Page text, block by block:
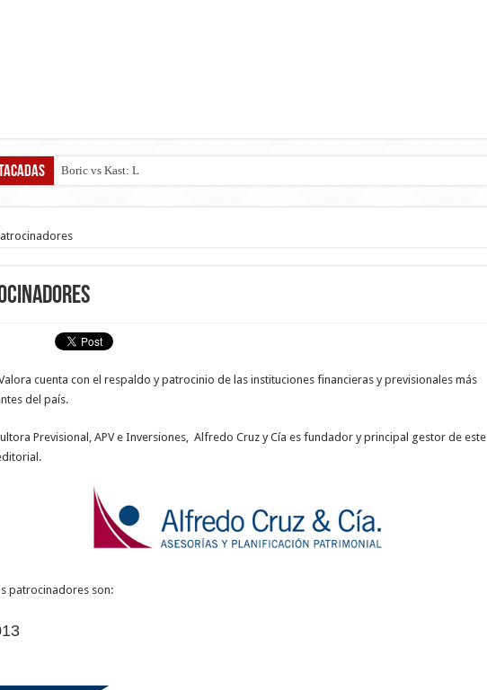
Boric vs Kast: Los programas de Gobier
cuenta con el respaldo y patrocinio de las instituciones financieras y previsionales más
del país.
Previsional, APV e Inversiones, Alfredo Cruz y Cía es fundador y principal gestor de este
patrocinadores son: